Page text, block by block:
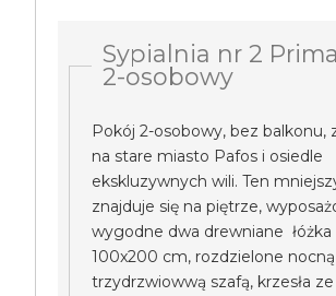
Sypialnia nr 2
2-osobowy
Pokój 2-osobowy, bez balkonu,
na stare miasto Pafos i osiedle
ekskluzywnych wili. Ten
znajduje się na piętrze,
wygodne dwa drewniane
100x200 cm, rozdzielone
trzydrzwiowwą szafą, krzesła